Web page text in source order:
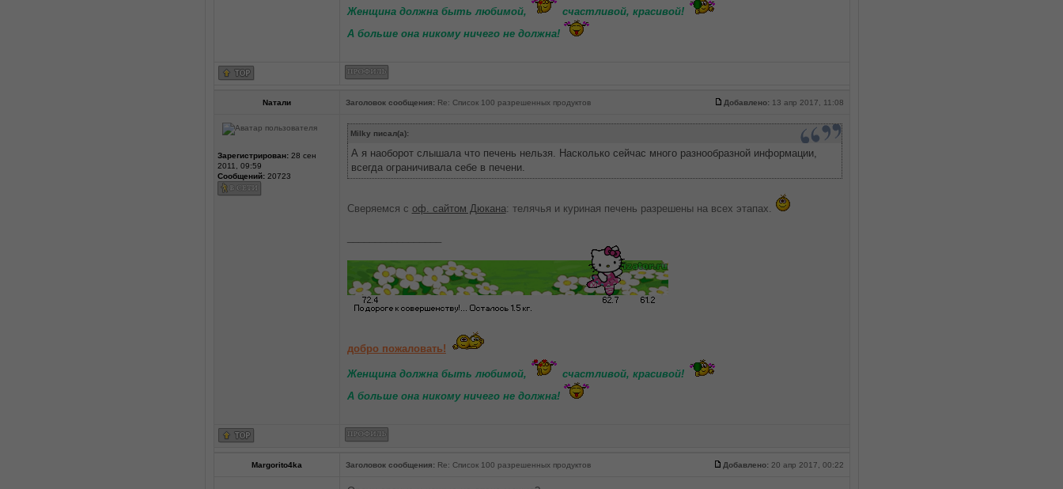
Женщина должна быть любимой,
счастливой, красивой!
А больше она никому ничего не должна!
Nатали Заголовок сообщения: Re: Список 100 разрешенных продуктов Добавлено: 13 апр 2017, 11:08
Зарегистрирован:28 сен
2011, 09:59
Сообщений:20723
Milky писал(а):
А я наоборот слышала что печень нельзя. Насколько сейчас много разнообразной информации,
всегда ограничивала себе в печени.
Сверяемся с оф. сайтом Дюкана: телячья и куриная печень разрешены на всех этапах.
добро пожаловать!
Женщина должна быть любимой,
счастливой, красивой!
А больше она никому ничего не должна!
Margorito4ka Заголовок сообщения:Re: Список 100 разрешенных продуктов Добавлено:20 апр 2017, 00:22